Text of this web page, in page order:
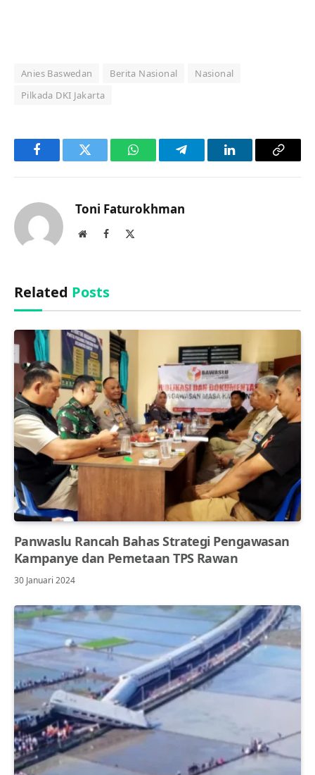
Anies Baswedan Berita Nasional
Nasional
Pilkada DKI Jakarta
FacebookTwitter WhatsAppTelegramLinkedInCopy
Toni Faturokhman
WebsiteFacebook
Related Posts
Panwaslu Rancah Bahas Strategi Pengawasan
Kampanye dan Pemetaan TPS Rawan
30 Januari 2024